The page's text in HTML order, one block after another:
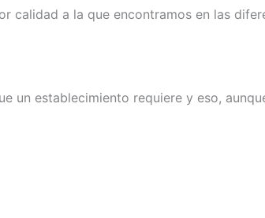
calidad a la que encontramos en las
un establecimiento requiere y eso,